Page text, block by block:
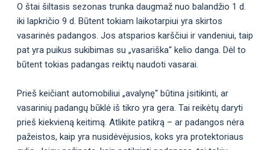
O štai šiltasis sezonas trunka daugmaž nuo balandžio 1 d.
iki lapkričio 9 d. Būtent tokiam laikotarpiui yra skirtos
vasarinės padangos. Jos atsparios karščiui ir vandeniui, taip
pat yra puikus sukibimas su „vasariška“ kelio danga. Dėl to
būtent tokias padangas reiktų naudoti vasarai.
Prieš keičiant automobiliui „avalynę“ būtina įsitikinti, ar
vasarinių padangų būklė iš tikro yra gera. Tai reikėtų daryti
prieš kiekvieną keitimą. Atlikite patikrą – ar padangos nėra
pažeistos, kaip yra nusidėvėjusios, koks yra protektoriaus